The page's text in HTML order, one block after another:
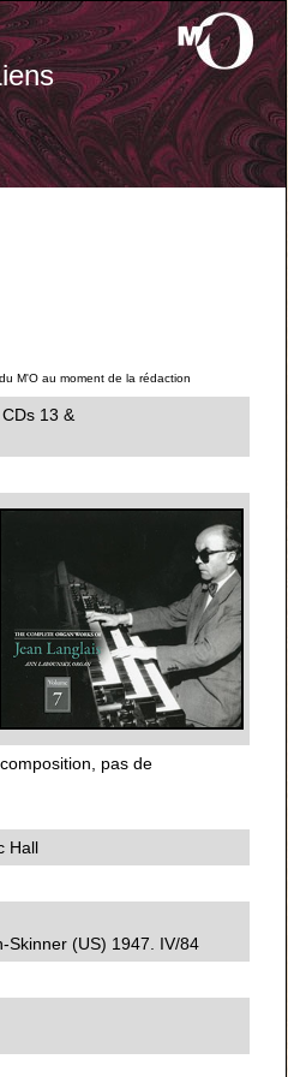
M'O au moment de la rédaction
13 &
pas de
Hall
(US) 1947. IV/84